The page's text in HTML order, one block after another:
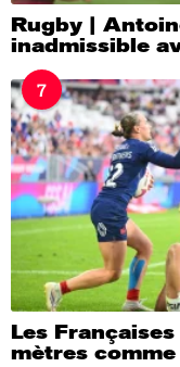
Rugby |
inadmissible
7
Les
mètres